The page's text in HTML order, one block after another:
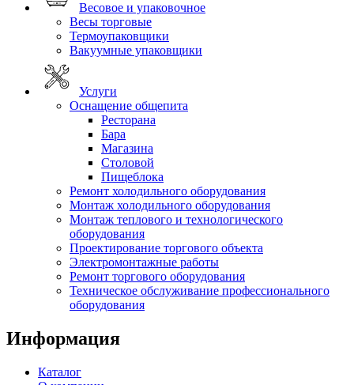
Весовое и упаковочное
Весы торговые
Термоупаковщики
Вакуумные упаковщики
Услуги
Оснащение общепита
Ресторана
Бара
Магазина
Столовой
Пищеблока
Ремонт холодильного оборудования
Монтаж холодильного оборудования
Монтаж теплового и технологического
оборудования
Проектирование торгового объекта
Электромонтажные работы
Ремонт торгового оборудования
Техническое обслуживание профессионального
оборудования
Информация
Каталог